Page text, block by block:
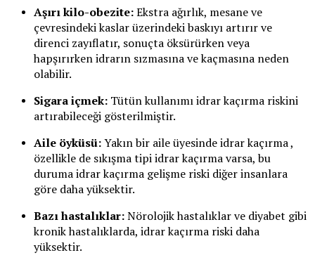
Aşırı kilo-obezite:Ekstra ağırlık, mesane ve
çevresindeki kaslar üzerindeki baskıyı artırır ve
direnci zayıflatır, sonuçta öksürürken veya
hapşırırken idrarın sızmasına ve kaçmasına neden
olabilir.
Sigara içmek: Tütün kullanımı idrar kaçırma riskini
artırabileceği gösterilmiştir.
Aile öyküsü:Yakın bir aile üyesinde idrar kaçırma ,
özellikle de sıkışma tipi idrar kaçırma varsa, bu
duruma idrar kaçırma gelişme riski diğer insanlara
göre daha yüksektir.
Bazı hastalıklar:Nörolojik hastalıklar ve diyabet gibi
kronik hastalıklarda, idrar kaçırma riski daha
yüksektir.